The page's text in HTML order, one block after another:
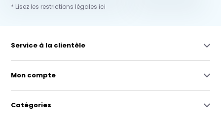
* Lisez les restrictions légales ici
Service à la clientèle
Mon compte
Catégories